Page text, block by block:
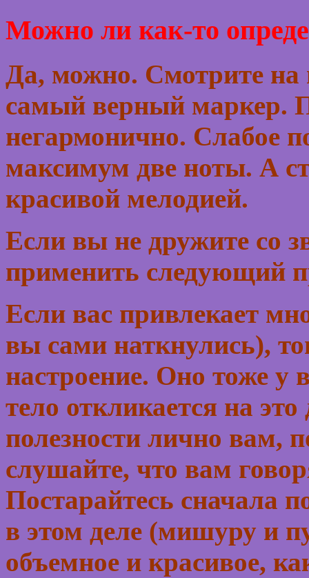
Можно ли как-то
Да, можно. Смотрите на
самый верный маркер.
негармонично. Слабое
максимум две ноты. А
красивой мелодией.
Если вы не дружите со
применить следующий
Если вас привлекает
вы сами наткнулись),
настроение. Оно тоже у
тело откликается на
полезности лично вам,
слушайте, что вам
Постарайтесь сначала
в этом деле (мишуру и
объемное и красивое,